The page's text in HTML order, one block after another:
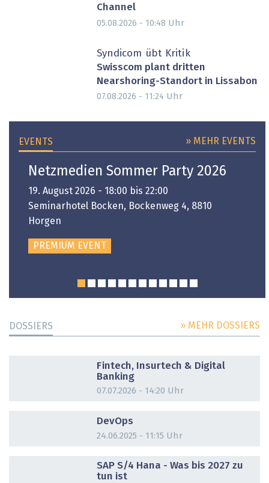
Channel
05.08.2026 - 10:48 Uhr
Syndicom übt Kritik
Swisscom plant dritten
Nearshoring-Standort in Lissabon
07.08.2026 - 11:24 Uhr
EVENTS » MEHR EVENTS
Netzmedien Sommer Party 2026
19. August 2026 - 18:00 bis 22:00
Seminarhotel Bocken, Bockenweg 4, 8810
Horgen
PREMIUM EVENT
DOSSIERS » MEHR DOSSIERS
Fintech, Insurtech & Digital
Banking
07.07.2026 - 14:20 Uhr
DevOps
24.06.2025 - 11:15 Uhr
SAP S/4 Hana - Was bis 2027 zu
tun ist